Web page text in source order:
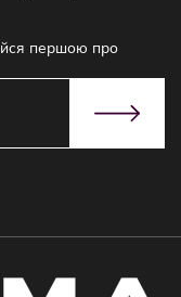
першою про